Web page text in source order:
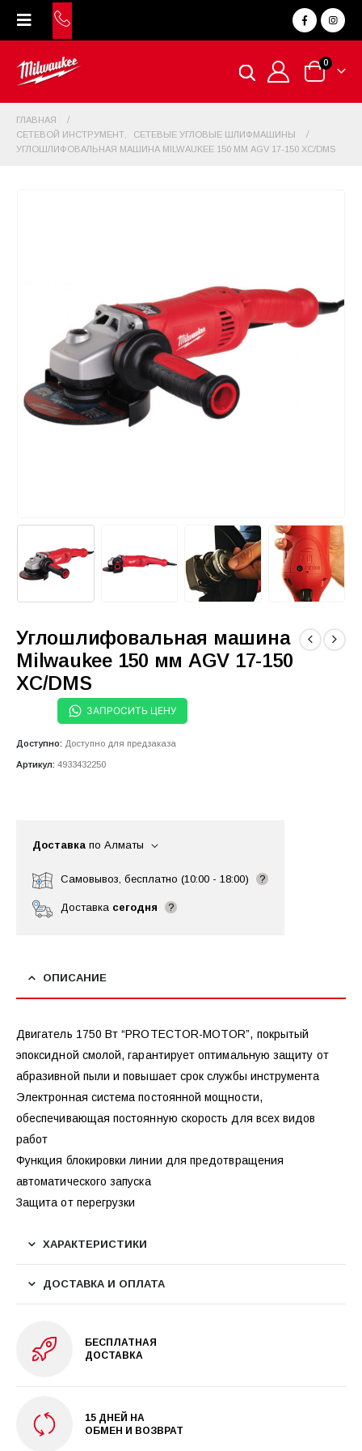
0
ГЛАВНАЯ
СЕТЕВОЙ ИНСТРУМЕНТ
СЕТЕВЫЕ УГЛОВЫЕ ШЛИФМАШИНЫ
УГЛОШЛИФОВАЛЬНАЯ МАШИНА MILWAUKEE 150 ММ AGV 17-150 XC/DMS
Углошлифовальная машина
Milwaukee 150 мм AGV 17-150
XC/DMS
ЗАПРОСИТЬ ЦЕНУ
Доступно: Доступно для предзаказа
Артикул: 4933432250
Доставка по Алматы
Самовывоз, бесплатно (10:00 - 18:00) ?
Доставка сегодня ?
ОПИСАНИЕ
Двигатель 1750 Вт “PROTECTOR-MOTOR”, покрытый
эпоксидной смолой, гарантирует оптимальную защиту от
абразивной пыли и повышает срок службы инструмента
Электронная система постоянной мощности,
обеспечивающая постоянную скорость для всех видов
работ
Функция блокировки линии для предотвращения
автоматического запуска
Защита от перегрузки
ХАРАКТЕРИСТИКИ
ДОСТАВКА И ОПЛАТА
БЕСПЛАТНАЯ
ДОСТАВКА
15 ДНЕЙ НА
ОБМЕН И ВОЗВРАТ